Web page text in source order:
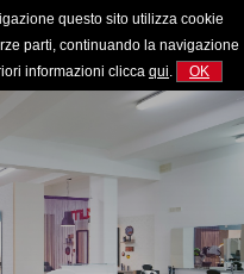
questo sito utilizza cookie
parti, continuando la navigazione
informazioni clicca qui. OK